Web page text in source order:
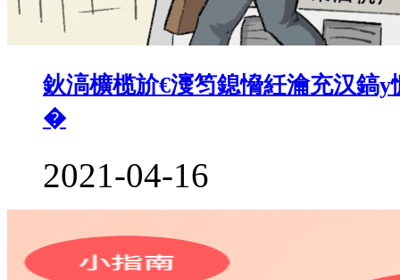
鈥滈櫎榄斺€濅笉鎴愶紝瀹充汉鎬
�
2021-04-16